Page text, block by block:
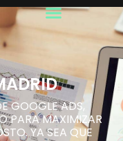
GOOGLE ADS,
PARA MAXIMIZAR
YA SEA QUE